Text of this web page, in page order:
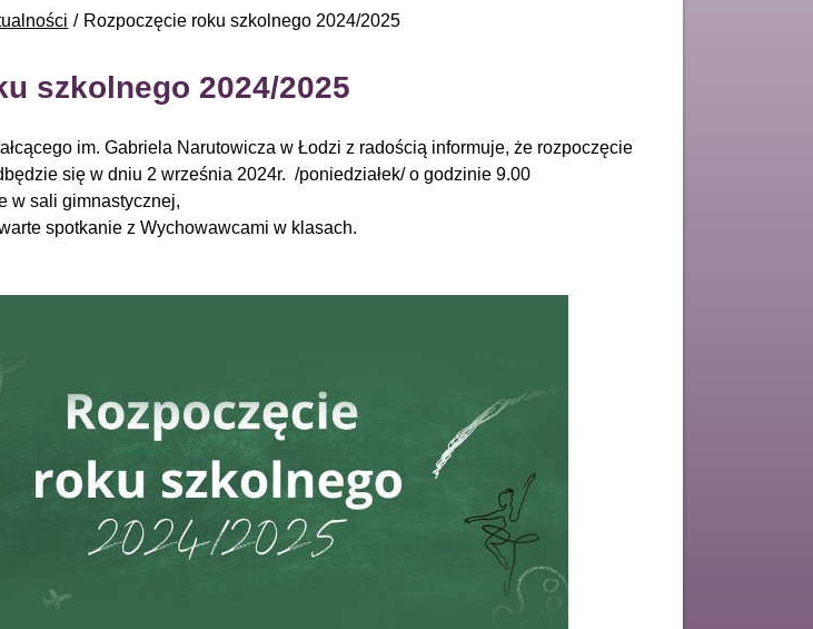
Rozpoczęcie roku szkolnego 2024/2025
szkolnego 2024/2025
im. Gabriela Narutowicza w Łodzi z radością informuje, że rozpoczęcie
się w dniu 2 września 2024r. /poniedziałek/ o godzinie 9.00
w sali gimnastycznej,
spotkanie z Wychowawcami w klasach.